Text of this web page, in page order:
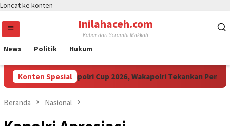
Loncat ke konten
Inilahaceh.com
Kabar dari Serambi Makkah
News Politik Hukum
Konten Spesial
Muda Ikuti Kapolri Cup 2026, Wakapolri Tekankan
Beranda Nasional